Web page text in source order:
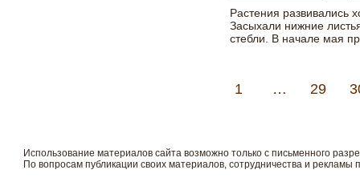
Растения развивались
Засыхали нижние
стебли. В начале мая
1 … 29
Использование материалов сайта возможно только с письменного
По вопросам публикации своих материалов, сотрудничества и